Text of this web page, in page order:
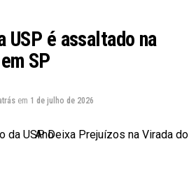
familiar é vital para a
contribuindo para a sua
Murilo Galdino (Republicanos-
aprovação na Comissão de
em julho de 2025, com a
USP é assaltado na
SP
em 1 de julho de 2026